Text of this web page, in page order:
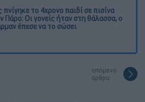
πνίγηκε το 4χρονο παιδί σε πισίνα
Πάρο: Οι γονείς ήταν στη θάλασσα, ο
έπεσε να το σώσει
επόμενο
άρθρο